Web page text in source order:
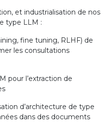
et industrialisation de nos
type LLM :
fine tuning, RLHF) de
les consultations
l’extraction de
d’architecture de type
dans des documents